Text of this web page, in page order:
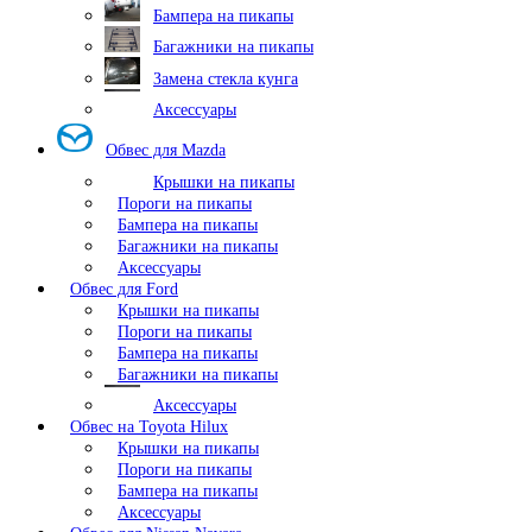
Бампера на пикапы
Багажники на пикапы
Замена стекла кунга
Аксессуары
Обвес для Mazda
Крышки на пикапы
Пороги на пикапы
Бампера на пикапы
Багажники на пикапы
Аксессуары
Обвес для Ford
Крышки на пикапы
Пороги на пикапы
Бампера на пикапы
Багажники на пикапы
Аксессуары
Обвес на Toyota Hilux
Крышки на пикапы
Пороги на пикапы
Бампера на пикапы
Аксессуары